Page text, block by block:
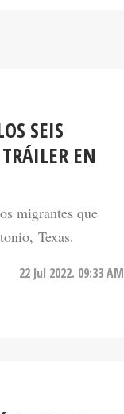
SEIS
EN
migrantes que
Texas.
22 Jul 2022. 09:33 AM